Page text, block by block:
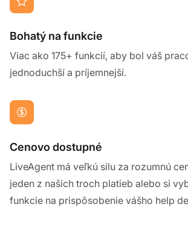
Bohatý na funkcie
Viac ako 175+ funkcií, aby bol váš
jednoduchší a príjemnejší.
Cenovo dostupné
LiveAgent má veľkú silu za rozumnú
jeden z našich troch platieb alebo si
funkcie na prispôsobenie vášho help